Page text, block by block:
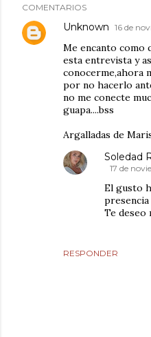
COMENTARIOS
Unknown 16 de
Me encanto como
esta entrevista y
conocerme,ahora
por no hacerlo
no me conecte
guapa....bss
Argalladas de
RESPONDER
Soledad
17 de
El gusto
Te deseo